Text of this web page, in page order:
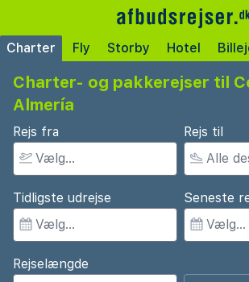
Charter Fly Storby Hotel
Charter- og pakkerejser til
Almería
Rejs fra Rejs til
Tidligste udrejse Seneste
Rejselængde